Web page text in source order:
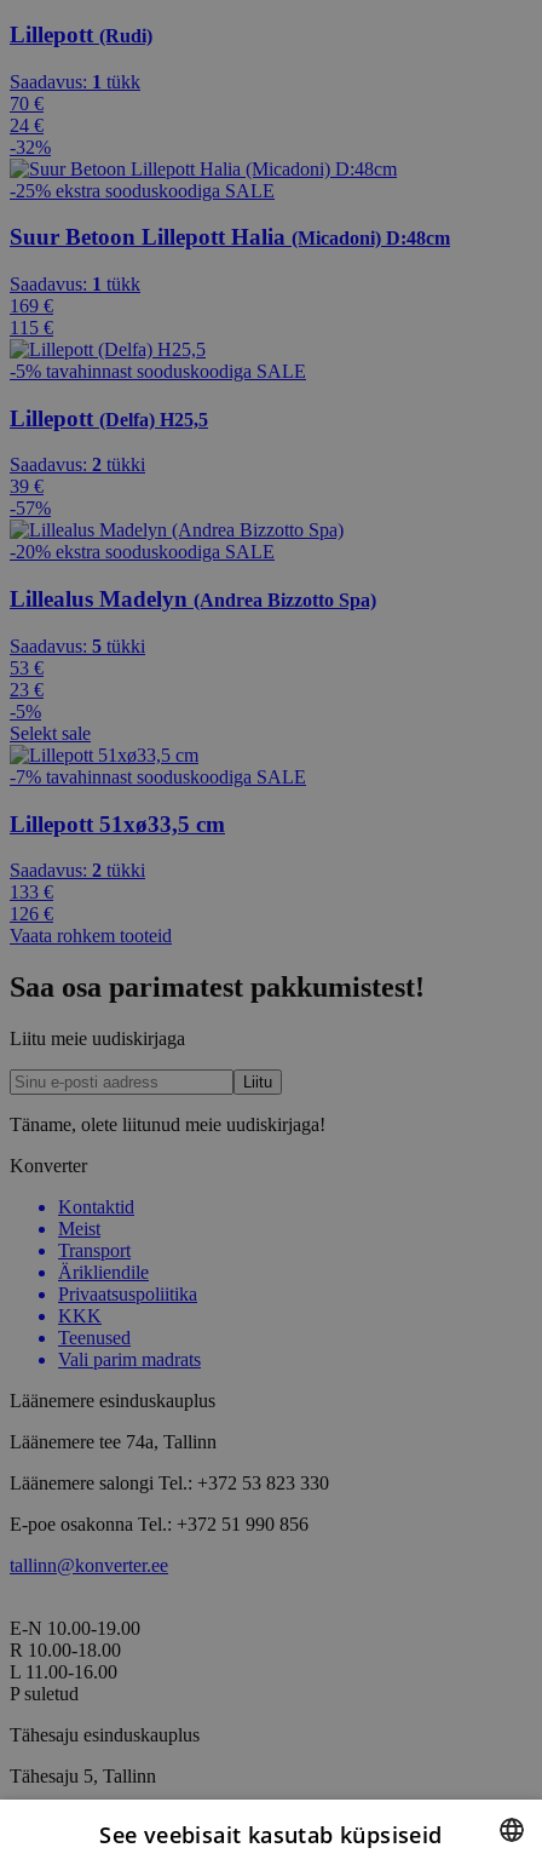
Lillepott (Rudi)
Saadavus: 1 tükk
70 €
24 €
-32%
-25% ekstra sooduskoodiga SALE
Suur Betoon Lillepott Halia (Micadoni) D:48cm
Saadavus: 1 tükk
169 €
115 €
-5% tavahinnast sooduskoodiga SALE
Lillepott (Delfa) H25,5
Saadavus: 2 tükki
39 €
-57%
-20% ekstra sooduskoodiga SALE
Lillealus Madelyn (Andrea Bizzotto Spa)
Saadavus: 5 tükki
53 €
23 €
-5%
Selekt sale
-7% tavahinnast sooduskoodiga SALE
Lillepott 51xø33,5 cm
Saadavus: 2 tükki
133 €
126 €
Vaata rohkem tooteid
Saa osa parimatest pakkumistest!
Liitu meie uudiskirjaga
Täname, olete liitunud meie uudiskirjaga!
Konverter
Kontaktid
Meist
Transport
Ärikliendile
Privaatsuspoliitika
KKK
Teenused
Vali parim madrats
Läänemere esinduskauplus
Läänemere tee 74a, Tallinn
Läänemere salongi Tel.: +372 53 823 330
E-poe osakonna Tel.: +372 51 990 856
tallinn@konverter.ee
E-N 10.00-19.00
R 10.00-18.00
L 11.00-16.00
Psuletud
Tähesaju esinduskauplus
Tähesaju 5, Tallinn
See veebisait kasutab küpsiseid